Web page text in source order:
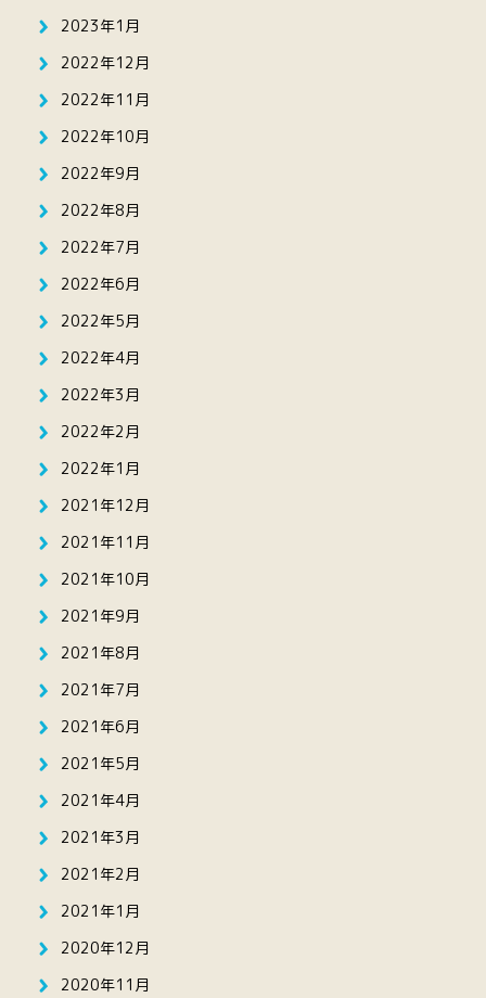
2023年1月
2022年12月
2022年11月
2022年10月
2022年9月
2022年8月
2022年7月
2022年6月
2022年5月
2022年4月
2022年3月
2022年2月
2022年1月
2021年12月
2021年11月
2021年10月
2021年9月
2021年8月
2021年7月
2021年6月
2021年5月
2021年4月
2021年3月
2021年2月
2021年1月
2020年12月
2020年11月